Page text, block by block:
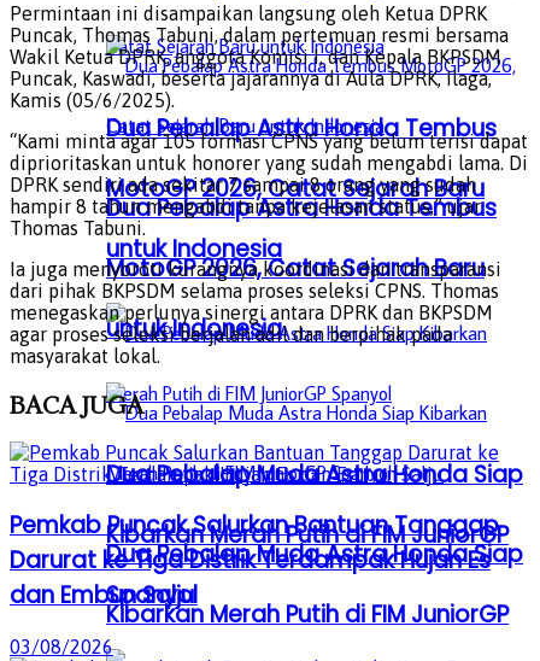
Dua Pebalap Astra Honda Tembus
MotoGP 2026, Catat Sejarah Baru
untuk Indonesia
Dua Pebalap Muda Astra Honda Siap
Kibarkan Merah Putih di FIM JuniorGP
Spanyol
Dua Pebalap Astra Honda Tembus
MotoGP 2026, Catat Sejarah Baru
untuk Indonesia
Dua Pebalap Muda Astra Honda Siap
Kibarkan Merah Putih di FIM JuniorGP
Permintaan ini disampaikan langsung oleh Ketua DPRK
Puncak, Thomas Tabuni, dalam pertemuan resmi bersama
Wakil Ketua DPRK, anggota Komisi I, dan Kepala BKPSDM
Puncak, Kaswadi, beserta jajarannya di Aula DPRK, Ilaga,
Kamis (05/6/2025).
“Kami minta agar 105 formasi CPNS yang belum terisi dapat
diprioritaskan untuk honorer yang sudah mengabdi lama. Di
DPRK sendiri ada sekitar 7 sampai 8 orang yang sudah
hampir 8 tahun mengabdi tanpa kejelasan status,” ujar
Thomas Tabuni.
Ia juga menyoroti kurangnya koordinasi dan transparansi
dari pihak BKPSDM selama proses seleksi CPNS. Thomas
menegaskan perlunya sinergi antara DPRK dan BKPSDM
agar proses seleksi berjalan adil dan berpihak pada
masyarakat lokal.
BACAJUGA
Pemkab Puncak Salurkan Bantuan Tanggap
Darurat ke Tiga Distrik Terdampak Hujan Es
dan Embun Salju
03/08/2026